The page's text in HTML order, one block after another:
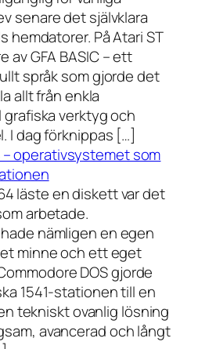
senare det självklara
hemdatorer. På Atari ST
av GFA BASIC – ett
språk som gjorde det
allt från enkla
verktyg och
I dag förknippas […]
– operativsystemet som
läste en diskett var det
arbetade.
nämligen en egen
minne och ett eget
DOS gjorde
1541-stationen till en
tekniskt ovanlig lösning
avancerad och långt